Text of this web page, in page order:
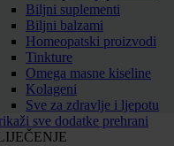
Biljni suplementi
Biljni balzami
Homeopatski proizvodi
Tinkture
Omega masne kiseline
Kolageni
Sve za zdravlje i ljepotu
sve dodatke prehrani